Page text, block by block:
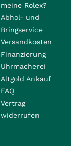
meine Rolex?
Abhol- und
Bringservice
Versandkosten
Finanzierung
Uhrmacherei
Altgold Ankauf
FAQ
Vertrag
widerrufen